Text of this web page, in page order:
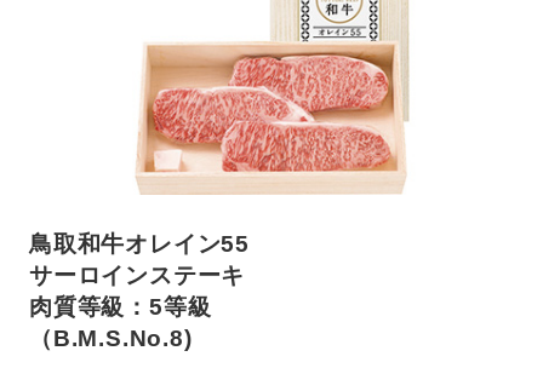
鳥取和牛オレイン55
サーロインステーキ
肉質等級：5等級
（B.M.S.No.8)